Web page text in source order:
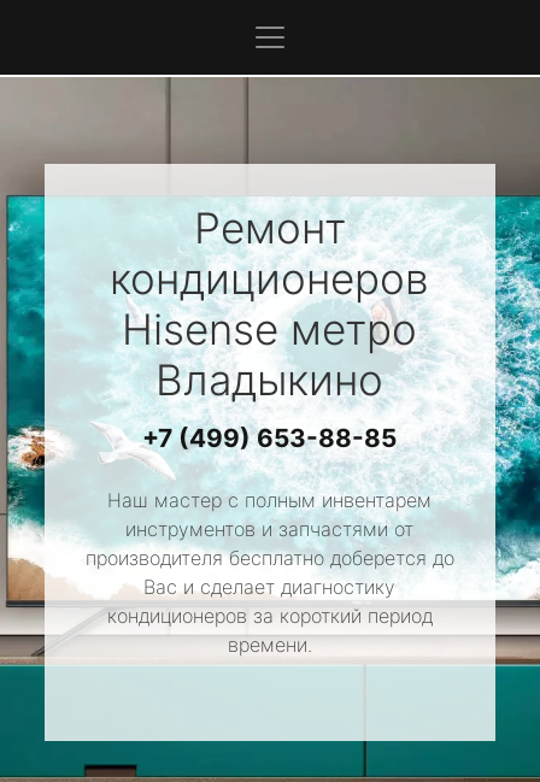
Ремонт
кондиционеров
Hisenseметро
Владыкино
+7 (499) 653-88-85
Наш мастер с полным инвентарем
инструментов и запчастями от
производителя бесплатно доберется до
Вас и сделает диагностику
кондиционеров за короткий период
времени.